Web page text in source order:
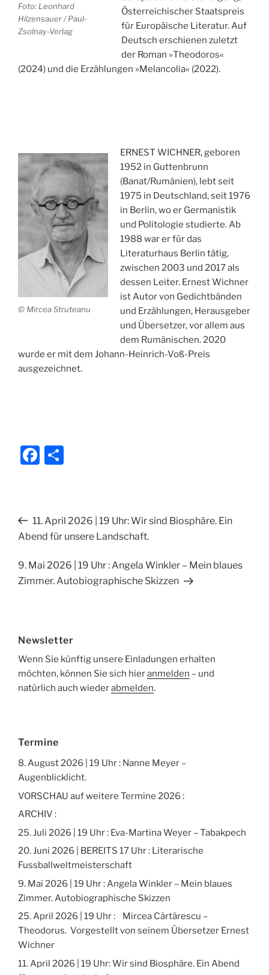
Foto: Leonhard
Hilzensauer / Paul-
Zsolnay-Verlag
Österreichischer Staatspreis
für Europäische Literatur. Auf
Deutsch erschienen zuletzt
der Roman »Theodoros«
(2024) und die Erzählungen »Melancolia« (2022).
© Mircea Struteanu
ERNEST WICHNER, geboren
1952 in Guttenbrunn
(Banat/Rumänien), lebt seit
1975 in Deutschland, seit 1976
in Berlin, wo er Germanistik
und Politologie studierte. Ab
1988 war er für das
Literaturhaus Berlin tätig,
zwischen 2003 und 2017 als
dessen Leiter. Ernest Wichner
ist Autor von Gedichtbänden
und Erzählungen, Herausgeber
und Übersetzer, vor allem aus
dem Rumänischen. 2020
wurde er mit dem Johann-Heinrich-Voß-Preis
ausgezeichnet.
F
e
b
o
k
n
Beitragsnavigation
Vorheriger
Beitrag
11. April 2026 | 19 Uhr: Wir sind Biosphäre. Ein
Abend für unsere Landschaft.
Nächster
Beitrag
9. Mai 2026 | 19 Uhr : Angela Winkler – Mein blaues
Zimmer. Autobiographische Skizzen
Newsletter
Wenn Sie künftig unsere Einladungen erhalten
möchten, können Sie sich hieranmelden – und
natürlich auch wiederabmelden.
Termine
8. August 2026 | 19 Uhr : Nanne Meyer –
Augenblicklicht.
VORSCHAU auf weitere Termine 2026 :
ARCHIV :
25. Juli 2026 | 19 Uhr : Eva-Martina Weyer – Tabakpech
20. Juni 2026 | BEREITS 17 Uhr : Literarische
Fussballweltmeisterschaft
9. Mai 2026 | 19 Uhr : Angela Winkler – Mein blaues
Zimmer. Autobiographische Skizzen
25. April 2026 | 19 Uhr : Mircea Cărtărescu –
Theodorus. Vorgestellt von seinem Übersetzer Ernest
Wichner
11. April 2026 | 19 Uhr: Wir sind Biosphäre. Ein Abend